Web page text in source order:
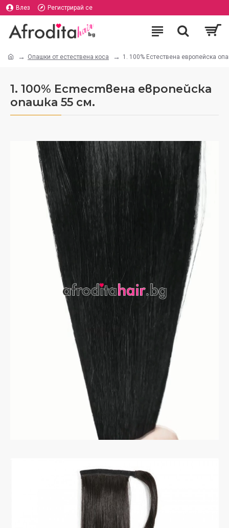
Влез Регистрирай се
Опашки от естествена коса 1. 100% Естествена европейска
1. 100% Естествена европейска
опашка 55 см.